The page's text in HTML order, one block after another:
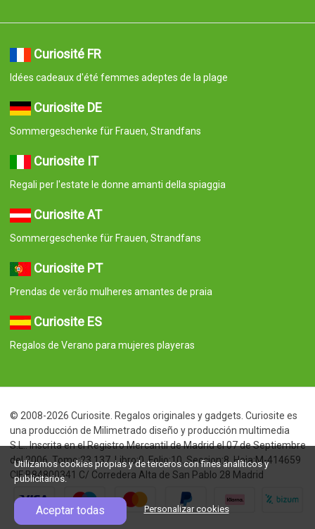
Curiosité FR
Idées cadeaux d'été femmes adeptes de la plage
Curiosite DE
Sommergeschenke für Frauen, Strandfans
Curiosite IT
Regali per l'estate le donne amanti della spiaggia
Curiosite AT
Sommergeschenke für Frauen, Strandfans
Curiosite PT
Prendas de verão mulheres amantes de praia
Curiosite ES
Regalos de Verano para mujeres playeras
© 2008-2026 Curiosite. Regalos originales y gadgets. Curiosite es
una producción de Milimetrado diseño y producción multimedia
S.L.. Inscrita en el Registro Mercantil de Madrid el 07 de Septiembre
del 2006. Tomo:23.137. Libro:0. Folio:10. Seccion:8. Hoja:M-414659
CIF:B84800341 C/ Corredera Alta de San Pablo 28 Madrid
Utilizamos cookies propias y de terceros con fines analíticos y
publicitarios.
Aceptar todas Personalizar cookies